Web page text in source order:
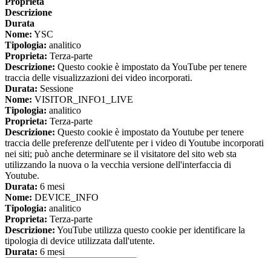
Descrizione
Durata
Nome: YSC
Tipologia: analitico
Proprieta: Terza-parte
Descrizione: Questo cookie è impostato da YouTube per tenere
traccia delle visualizzazioni dei video incorporati.
Durata: Sessione
Nome: VISITOR_INFO1_LIVE
Tipologia: analitico
Proprieta: Terza-parte
Descrizione: Questo cookie è impostato da Youtube per tenere
traccia delle preferenze dell'utente per i video di Youtube incorporati
nei siti; può anche determinare se il visitatore del sito web sta
utilizzando la nuova o la vecchia versione dell'interfaccia di
Youtube.
Durata: 6 mesi
Nome: DEVICE_INFO
Tipologia: analitico
Proprieta: Terza-parte
Descrizione: YouTube utilizza questo cookie per identificare la
tipologia di device utilizzata dall'utente.
Durata: 6 mesi